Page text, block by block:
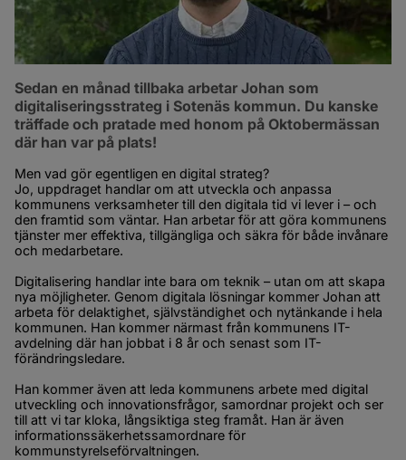
Sedan en månad tillbaka arbetar Johan som
digitaliseringsstrateg i Sotenäs kommun. Du kanske
träffade och pratade med honom på Oktobermässan
där han var på plats!
Men vad gör egentligen en digital strateg?
Jo, uppdraget handlar om att utveckla och anpassa
kommunens verksamheter till den digitala tid vi lever i – och
den framtid som väntar. Han arbetar för att göra kommunens
tjänster mer effektiva, tillgängliga och säkra för både invånare
och medarbetare.
Digitalisering handlar inte bara om teknik – utan om att skapa
nya möjligheter. Genom digitala lösningar kommer Johan att
arbeta för delaktighet, självständighet och nytänkande i hela
kommunen. Han kommer närmast från kommunens IT-
avdelning där han jobbat i 8 år och senast som IT-
förändringsledare.
Han kommer även att leda kommunens arbete med digital
utveckling och innovationsfrågor, samordnar projekt och ser
till att vi tar kloka, långsiktiga steg framåt. Han är även
informationssäkerhetssamordnare för
kommunstyrelseförvaltningen.